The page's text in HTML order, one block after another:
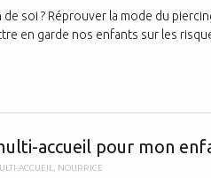
soi ? Réprouver la mode du
en garde nos enfants sur les
accueil pour mon
ACCUEIL NOURRICE